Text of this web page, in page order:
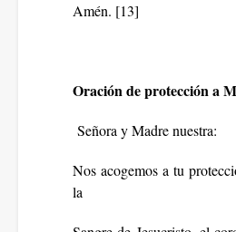
Amén. [13]
Oración de protección a
Señora y Madre nuestra:
Nos acogemos a tu
la